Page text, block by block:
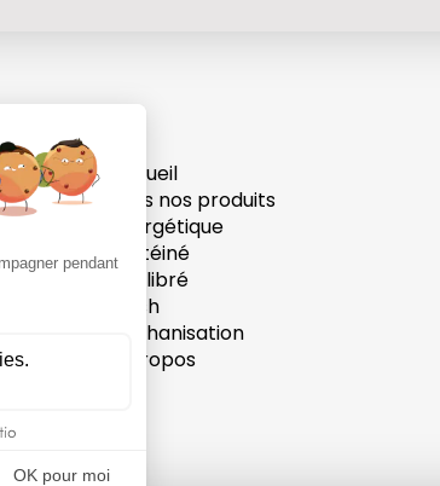
Accueil
Tous nos produits
Énergétique
Protéiné
Équilibré
Mash
Méthanisation
À propos